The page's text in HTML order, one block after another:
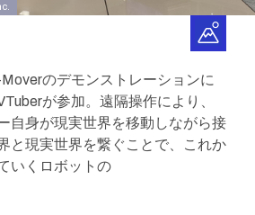
のデモンストレーションに
が参加。遠隔操作により、
自身が現実世界を移動しながら接
と現実世界を繋ぐことで、これか
いくロボットの